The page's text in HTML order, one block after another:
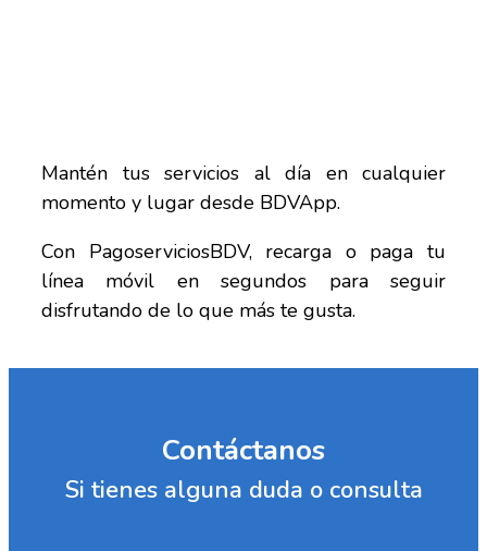
Mantén tus servicios al día en cualquier
momento y lugar desde BDVApp.
Con PagoserviciosBDV, recarga o paga tu
línea móvil en segundos para seguir
disfrutando de lo que más te gusta.
Contáctanos
Si tienes alguna duda o consulta